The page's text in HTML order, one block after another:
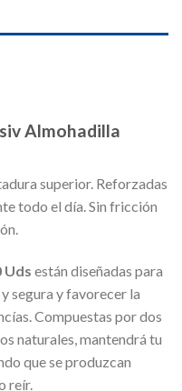
Almohadilla
superior. Reforzadas
todo el día. Sin fricción
Uds están diseñadas para
segura y favorecer la
Compuestas por dos
naturales, mantendrá tu
que se produzcan
reír.